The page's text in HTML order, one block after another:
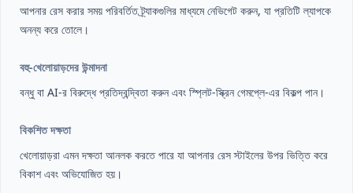
আপনার রেস করার সময় পরিবর্তিত ট্র্যাকগুলির মাধ্যমে নেভিগেট করুন, যা প্রতিটি ল্যাপকে
অনন্য করে তোলে।
বহু-খেলোয়াড়দের উন্মাদনা
বন্ধু বা AI-র বিরুদ্ধে প্রতিদ্বন্দ্বিতা করুন এবং স্প্লিট-স্ক্রিন গেমপ্লে-এর বিকল্প পান।
বিকশিত দক্ষতা
খেলোয়াড়রা এমন দক্ষতা আনলক করতে পারে যা আপনার রেস স্টাইলের উপর ভিত্তি করে
বিকাশ এবং অভিযোজিত হয়।